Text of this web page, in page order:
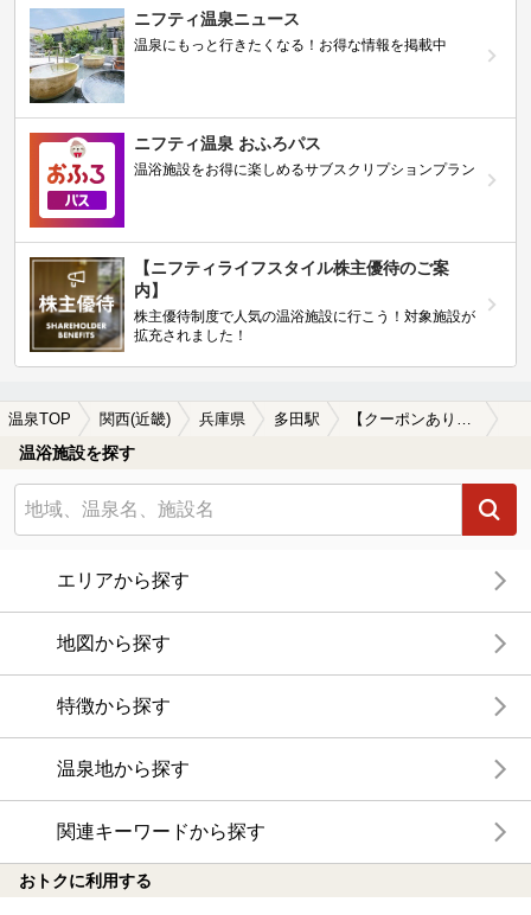
ニフティ温泉ニュース
温泉にもっと行きたくなる！お得な情報を掲載中
ニフティ温泉 おふろパス
温浴施設をお得に楽しめるサブスクリプションプラン
【ニフティライフスタイル株主優待のご案
内】
株主優待制度で人気の温浴施設に行こう！対象施設が
拡充されました！
温泉TOP 関西(近畿) 兵庫県 多田駅
温浴施設を探す
エリアから探す
地図から探す
特徴から探す
温泉地から探す
関連キーワードから探す
おトクに利用する